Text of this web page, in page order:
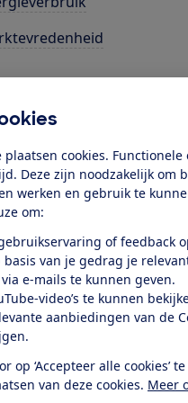
plaatsen cookies.
Deze zijn noodzakelijk om
werken en gebruik te
om:
of feedback
basis van je gedrag je
e-mails te kunnen geven.
video’s te kunnen
aanbiedingen van de
op ‘Accepteer alle cookies’
van deze cookies. Meer
Al lid? Log in
dit product
door de